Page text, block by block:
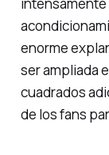
enorme
ser ampliada
cuadrados
de los fans